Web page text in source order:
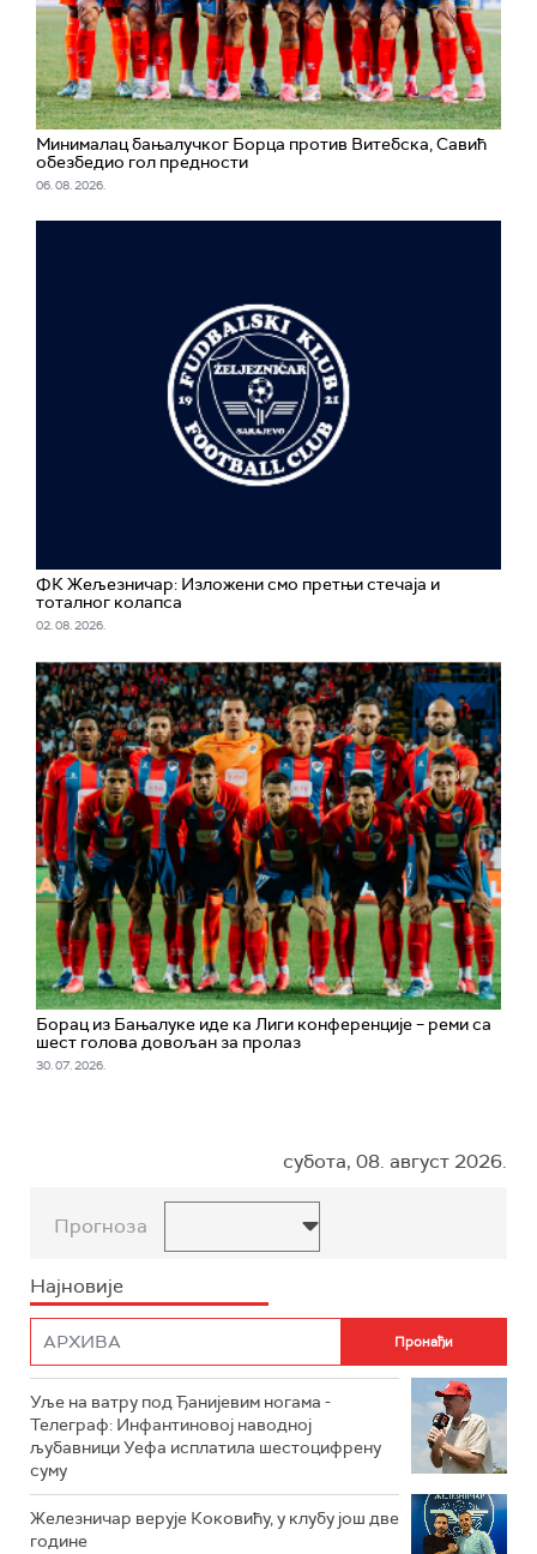
Минималац бањалучког Борца против Витебска, Савић
обезбедио гол предности
06. 08. 2026.
ФК Жељезничар: Изложени смо претњи стечаја и
тоталног колапса
02. 08. 2026.
Борац из Бањалуке иде ка Лиги конференције – реми са
шест голова довољан за пролаз
30. 07. 2026.
субота, 08. август 2026.
Прогноза
Најновије
Уље на ватру под Ђанијевим ногама -
Телеграф: Инфантиновој наводној
љубавници Уефа исплатила шестоцифрену
суму
Железничар верује Коковићу, у клубу још две
године